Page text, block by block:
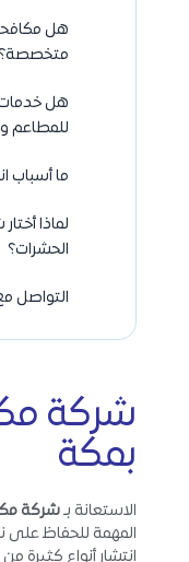
هل
هل خدمات
للمطاعم
ما أسباب
لماذا
الحشرات؟
التواصل
شركة
بمكة
الاستعانة بـشركة
المهمة للحفاظ على
انتشار أنواع كثيرة